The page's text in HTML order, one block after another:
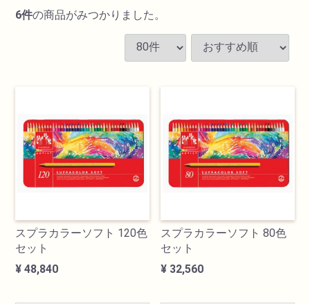
6件の商品がみつかりました。
スプラカラーソフト 120色
セット
¥ 48,840
スプラカラーソフト 80色
セット
¥ 32,560
現在カート内に
商品はございません。
検索
カテゴリ